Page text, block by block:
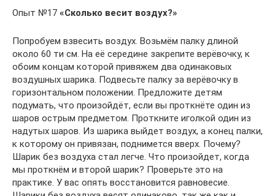
Опыт №17 «Сколько весит воздух?»
Попробуем взвесить воздух. Возьмём палку длиной
около 60 ти см. На её середине закрепите верёвочку, к
обоим концам которой привяжем два одинаковых
воздушных шарика. Подвесьте палку за верёвочку в
горизонтальном положении. Предложите детям
подумать, что произойдёт, если вы проткнёте один из
шаров острым предметом. Проткните иголкой один из
надутых шаров. Из шарика выйдет воздух, а конец палки,
к которому он привязан, поднимется вверх. Почему?
Шарик без воздуха стал легче. Что произойдет, когда
мы проткнём и второй шарик? Проверьте это на
практике. У вас опять восстановится равновесие.